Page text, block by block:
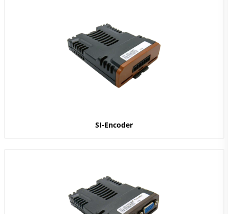
SI-Encoder